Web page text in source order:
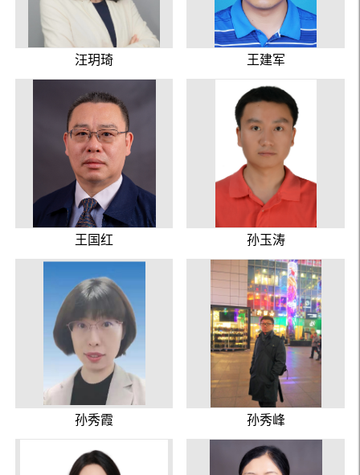
汪玥琦 王建军
王国红 孙玉涛
孙秀霞 孙秀峰